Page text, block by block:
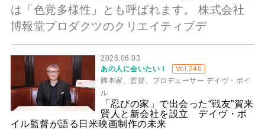
は「色覚多様性」とも呼ばれます。 株式会社
博報堂プロダクツのクリエイティブデ
2026.06.03
あの人に会いたい！
Vol.246
脚本家、監督、プロデューサー デイヴ・ボイ
ル
「忍びの家」で出会った“戦友”賀来
賢人と新会社を設立 デイヴ・ボ
イル監督が語る日米映画制作の未来